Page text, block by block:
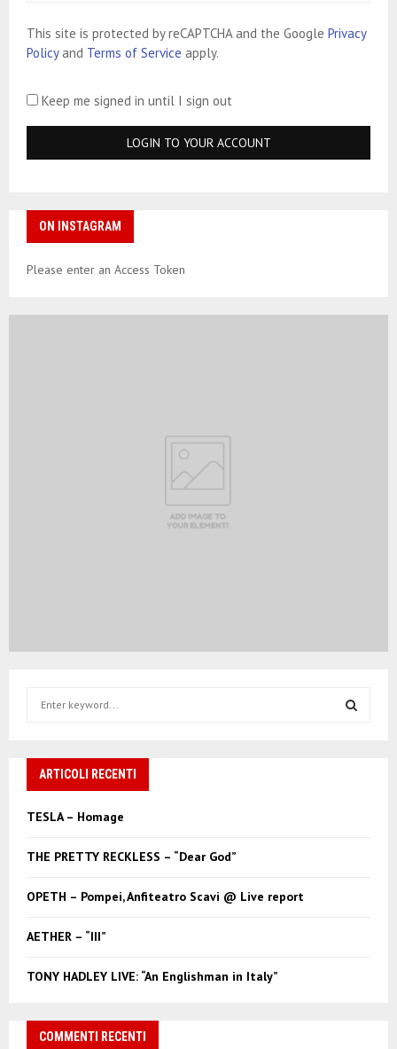
This site is protected by reCAPTCHA and the Google Privacy
Policyand Terms of Service apply.
Keep me signed in until I sign out
ON INSTAGRAM
Please enter an Access Token
h
ARTICOLI RECENTI
TESLA – Homage
THE PRETTY RECKLESS – “Dear God”
OPETH – Pompei, Anfiteatro Scavi @ Live report
AETHER – “III”
TONY HADLEY LIVE: “An Englishman in Italy”
COMMENTI RECENTI